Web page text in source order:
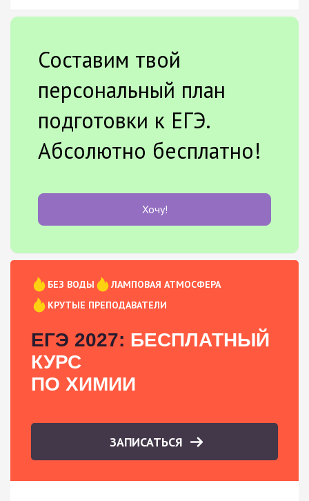
Составим твой
персональный план
подготовки к ЕГЭ.
Абсолютно бесплатно!
Хочу!
БЕЗ ВОДЫ
ЛАМПОВАЯ АТМОСФЕРА
КРУТЫЕ ПРЕПОДАВАТЕЛИ
ЕГЭ 2027: БЕСПЛАТНЫЙ
КУРС
ПО ХИМИИ
ЗАПИСАТЬСЯ